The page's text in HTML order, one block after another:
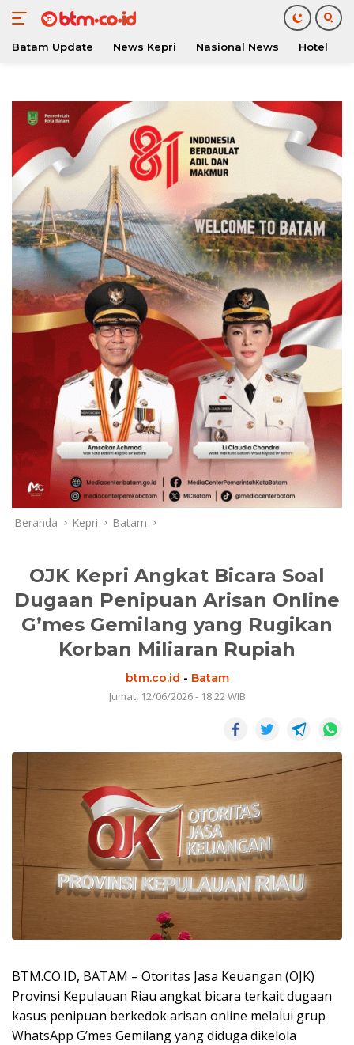
konten
Batam Update News Kepri Nasional News Hotel
Beranda Kepri Batam
OJK Kepri Angkat Bicara Soal
Dugaan Penipuan Arisan Online
G’mes Gemilang yang Rugikan
Korban Miliaran Rupiah
btm.co.id - Batam
Jumat, 12/06/2026 - 18:22 WIB
BTM.CO.ID, BATAM – Otoritas Jasa Keuangan (OJK)
Provinsi Kepulauan Riau angkat bicara terkait dugaan
kasus penipuan berkedok arisan online melalui grup
WhatsApp G’mes Gemilang yang diduga dikelola